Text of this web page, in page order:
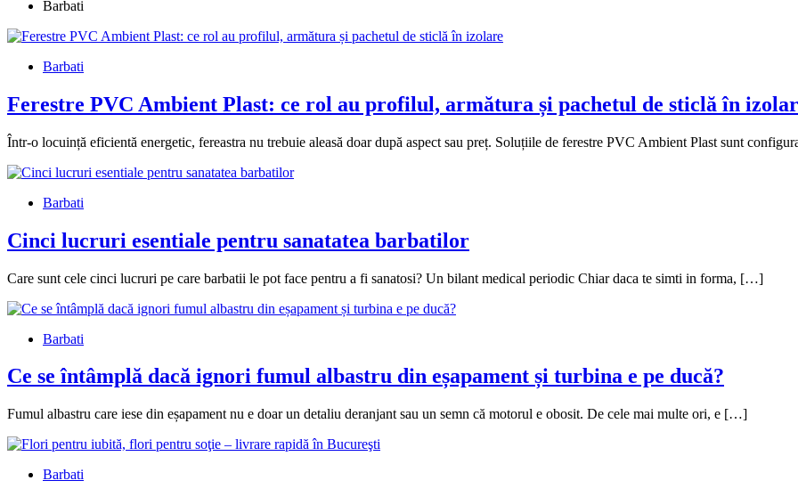
Barbati
Barbati
Ferestre PVC Ambient Plast: ce rol au profilul, armătura și pachetul de sticlă în
Într-o locuință eficientă energetic, fereastra nu trebuie aleasă doar după aspect sau preț. Soluțiile de ferestre PVC Ambient Plast sunt
Barbati
Cinci lucruri esentiale pentru sanatatea barbatilor
Care sunt cele cinci lucruri pe care barbatii le pot face pentru a fi sanatosi? Un bilant medical periodic Chiar daca te simti in forma, […]
Barbati
Ce se întâmplă dacă ignori fumul albastru din eșapament și turbina e pe ducă?
Fumul albastru care iese din eșapament nu e doar un detaliu deranjant sau un semn că motorul e obosit. De cele mai multe ori, e […]
Barbati